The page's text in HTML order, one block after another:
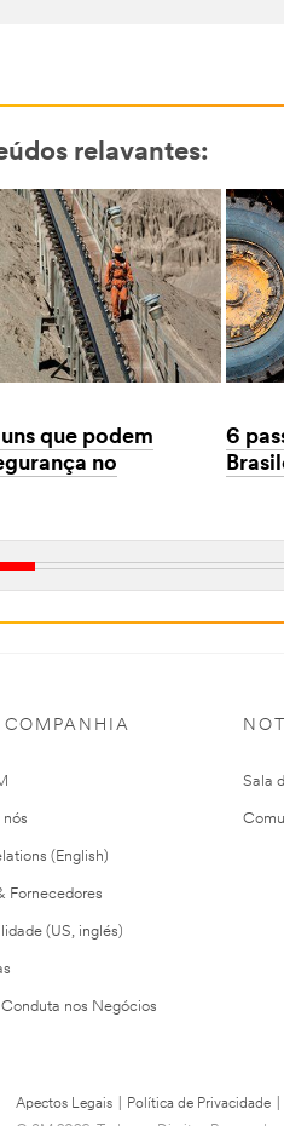
relavantes:
que podem
no
6
COMPANHIA
(English)
Fornecedores
(US, inglés)
nos Negócios
Sala
Apectos Legais Política de Privacidade